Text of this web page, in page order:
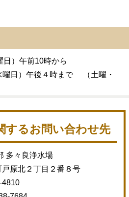
日）午前10時から
曜日）午後４時まで （土曜・
するお問い合わせ先
多々良浄水場
原北２丁目２番８号
4810